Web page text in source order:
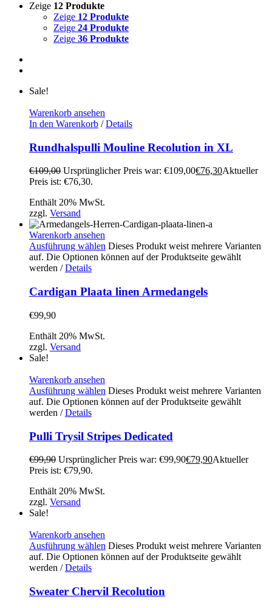
Zeige 12 Produkte
Zeige 12 Produkte
Zeige 24 Produkte
Zeige 36 Produkte
Sale!
Warenkorb ansehen
In den Warenkorb / Details
Rundhalspulli Mouline Recolution in XL
€109,00 Ursprünglicher Preis war: €109,00€76,30Aktueller
Preis ist: €76,30.
Enthält 20% MwSt.
zzgl. Versand
Warenkorb ansehen
Ausführung wählen Dieses Produkt weist mehrere Varianten
auf. Die Optionen können auf der Produktseite gewählt
werden / Details
Cardigan Plaata linen Armedangels
€99,90
Enthält 20% MwSt.
zzgl. Versand
Sale!
Warenkorb ansehen
Ausführung wählen Dieses Produkt weist mehrere Varianten
auf. Die Optionen können auf der Produktseite gewählt
werden / Details
Pulli Trysil Stripes Dedicated
€99,90 Ursprünglicher Preis war: €99,90€79,90Aktueller
Preis ist: €79,90.
Enthält 20% MwSt.
zzgl. Versand
Sale!
Warenkorb ansehen
Ausführung wählen Dieses Produkt weist mehrere Varianten
auf. Die Optionen können auf der Produktseite gewählt
werden / Details
Sweater Chervil Recolution